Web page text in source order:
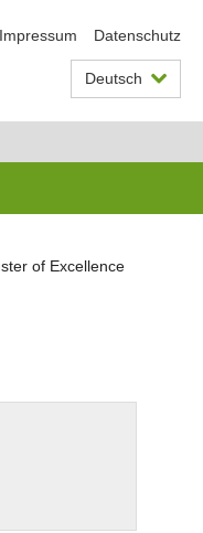
Impressum Datenschutz
Deutsch
of Excellence